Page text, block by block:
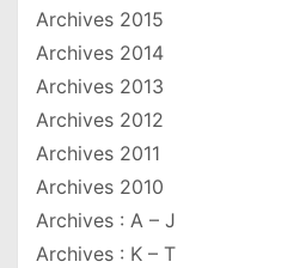
Archives 2015
Archives 2014
Archives 2013
Archives 2012
Archives 2011
Archives 2010
Archives : A – J
Archives : K – T